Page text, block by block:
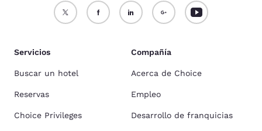
Servicios
Buscar un hotel
Reservas
Choice Privileges
Compañía
Acerca de Choice
Empleo
Desarrollo de franquicias